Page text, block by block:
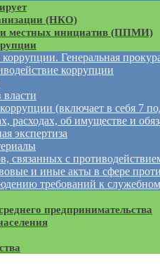
(НКО)
местных инициатив (ППМИ)
Генеральная
коррупции
(включает в себя 7
расходах, об имуществе и
экспертиза
связанных с
и иные акты в сфере
требований к
предпринимательства